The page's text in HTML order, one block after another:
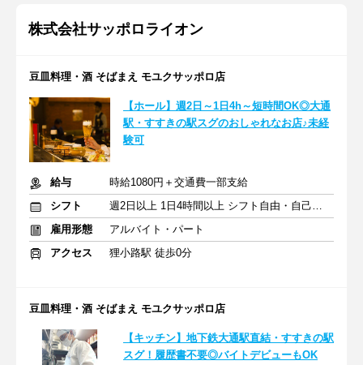
株式会社サッポロライオン
豆皿料理・酒 そばまえ モユクサッポロ店
【ホール】週2日～1日4h～短時間OK◎大通
駅・すすきの駅スグのおしゃれなお店♪未経
験可
給与
時給1080円＋交通費一部支給
シフト
週2日以上 1日4時間以上 シフト自由・自己申告
雇用形態
アルバイト・パート
アクセス
狸小路駅 徒歩0分
豆皿料理・酒 そばまえ モユクサッポロ店
【キッチン】地下鉄大通駅直結・すすきの駅
スグ！履歴書不要◎バイトデビューもOK